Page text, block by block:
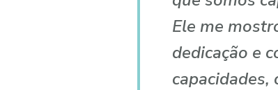
Ele me
dedicação e